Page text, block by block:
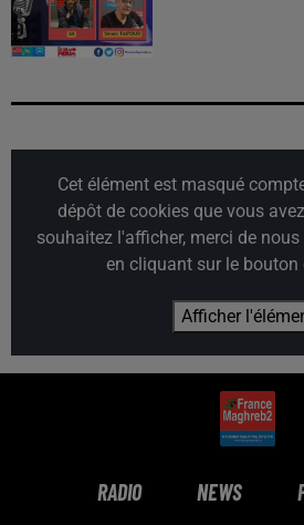
Cet élément est masqué
dépôt de cookies que vous
souhaitez l'afficher, merci de
en cliquant sur le bouton
Afficher
RADIO NEWS